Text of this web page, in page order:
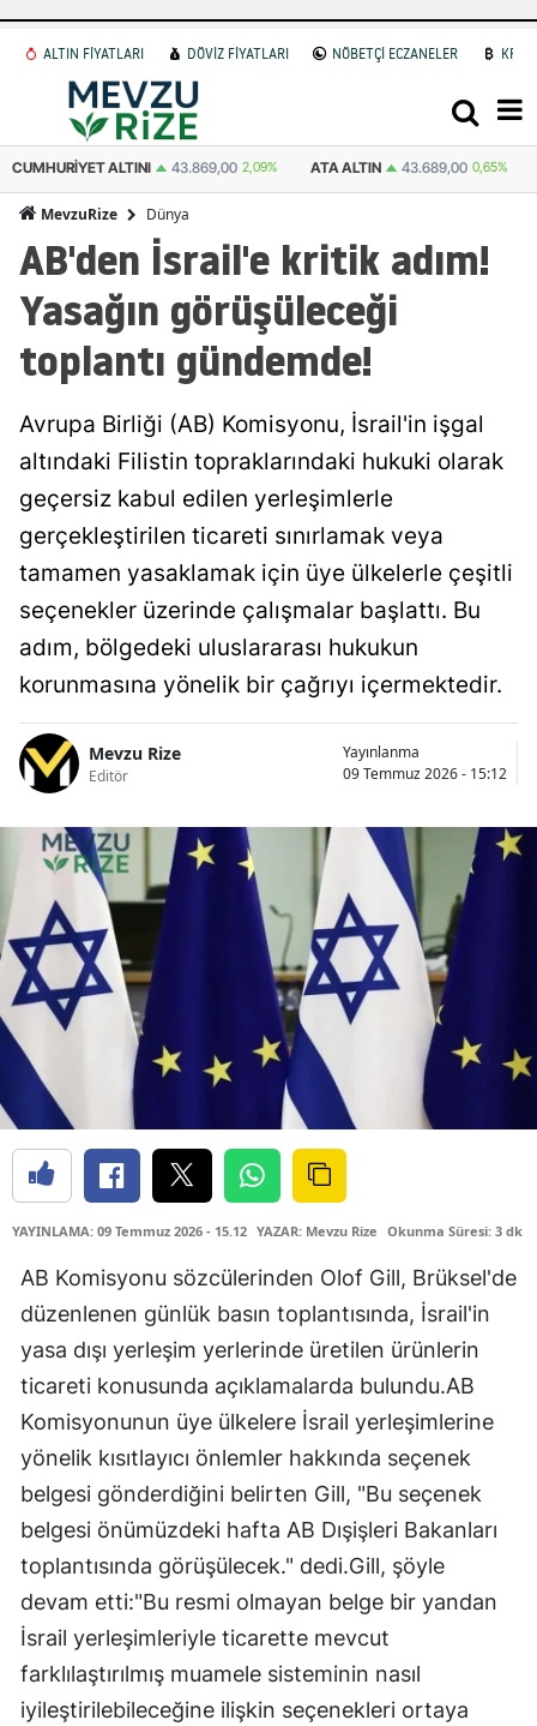
ALTIN FİYATLARI DÖVİZ FİYATLARI NÖBETÇİ ECZANELER
ATA ALTIN 43.689,00 0,65% DOLAR 47,7118 0.16% EURO 55,0231
MevzuRize Dünya
AB'den İsrail'e kritik adım!
Yasağın görüşüleceği
toplantı gündemde!
Avrupa Birliği (AB) Komisyonu, İsrail'in işgal
altındaki Filistin topraklarındaki hukuki olarak
geçersiz kabul edilen yerleşimlerle
gerçekleştirilen ticareti sınırlamak veya
tamamen yasaklamak için üye ülkelerle çeşitli
seçenekler üzerinde çalışmalar başlattı. Bu
adım, bölgedeki uluslararası hukukun
korunmasına yönelik bir çağrıyı içermektedir.
Mevzu Rize
Editör
Yayınlanma
09 Temmuz 2026 - 15:12
YAYINLAMA: 09 Temmuz 2026 - 15.12 YAZAR: Mevzu Rize Okunma Süresi: 3 dk
AB Komisyonu sözcülerinden Olof Gill, Brüksel'de
düzenlenen günlük basın toplantısında, İsrail'in
yasa dışı yerleşim yerlerinde üretilen ürünlerin
ticareti konusunda açıklamalarda bulundu.AB
Komisyonunun üye ülkelere İsrail yerleşimlerine
yönelik kısıtlayıcı önlemler hakkında seçenek
belgesi gönderdiğini belirten Gill, "Bu seçenek
belgesi önümüzdeki hafta AB Dışişleri Bakanları
toplantısında görüşülecek." dedi.Gill, şöyle
devam etti:"Bu resmi olmayan belge bir yandan
İsrail yerleşimleriyle ticarette mevcut
farklılaştırılmış muamele sisteminin nasıl
iyileştirilebileceğine ilişkin seçenekleri ortaya